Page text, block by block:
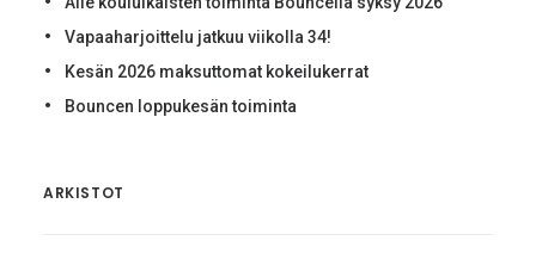
Vapaaharjoittelu jatkuu viikolla 34!
Kesän 2026 maksuttomat kokeilukerrat
Bouncen loppukesän toiminta
ARKISTOT